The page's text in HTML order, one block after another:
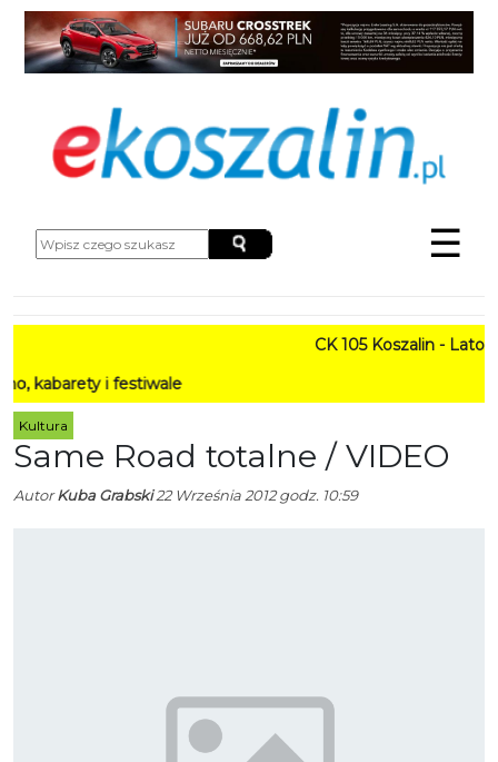
☰
CK 105 Koszalin - Lato w Mieście
i festiwale
Kultura
Same Road totalne / VIDEO
AutorKuba Grabski22 Września 2012 godz. 10:59